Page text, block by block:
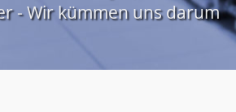
- Wir kümmen uns darum